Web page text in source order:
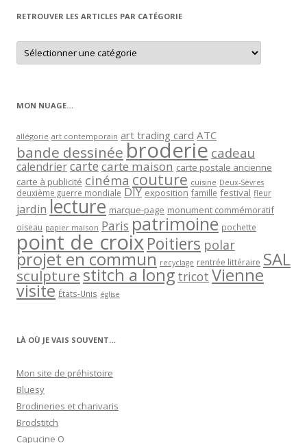
RETROUVER LES ARTICLES PAR CATÉGORIE
Retrouver
les
articles
MON NUAGE…
allégorie art contemporain art trading card ATC
bande dessinée broderie cadeau
calendriercartecarte maison carte postale ancienne
carte à publicité cinéma couture cuisine Deux-Sèvres
deuxième guerre mondiale DIY exposition famille festival fleur
jardin lecture marque-page monument commémoratif
oiseau papier maison Paris patrimoine pochette
point de croixPoitiers polar
projet en commun recyclage rentrée littéraire SAL
sculpturestitch a long tricot Vienne
visite États-Unis église
LÀ OÙ JE VAIS SOUVENT…
Mon site de préhistoire
Bluesy
Brodineries et charivaris
Brodstitch
Capucine O